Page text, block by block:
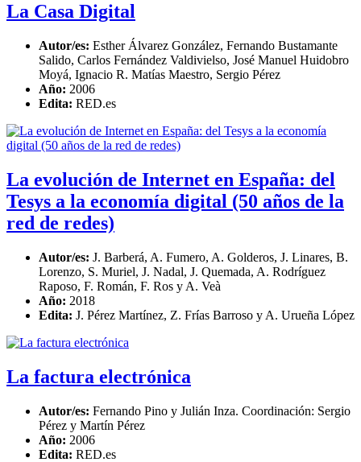
La Casa Digital
Autor/es: Esther Álvarez González, Fernando Bustamante
Salido, Carlos Fernández Valdivielso, José Manuel Huidobro
Moyá, Ignacio R. Matías Maestro, Sergio Pérez
Año: 2006
Edita: RED.es
La evolución de Internet en España: del
Tesys a la economía digital (50 años de la
red de redes)
Autor/es: J. Barberá, A. Fumero, A. Golderos, J. Linares, B.
Lorenzo, S. Muriel, J. Nadal, J. Quemada, A. Rodríguez
Raposo, F. Román, F. Ros y A. Veà
Año: 2018
Edita: J. Pérez Martínez, Z. Frías Barroso y A. Urueña López
La factura electrónica
Autor/es: Fernando Pino y Julián Inza. Coordinación: Sergio
Pérez y Martín Pérez
Año: 2006
Edita: RED.es